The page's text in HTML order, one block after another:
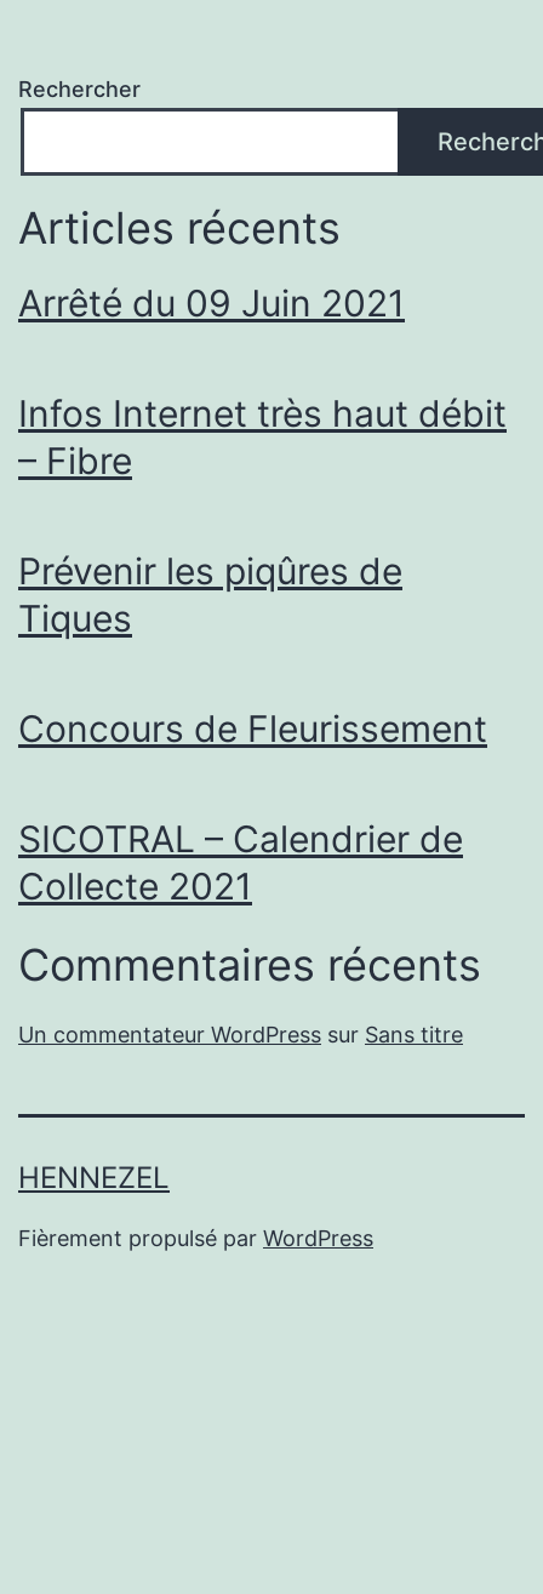
Rechercher
Articles récents
Arrêté du 09 Juin 2021
Infos Internet très haut débit
– Fibre
Prévenir les piqûres de
Tiques
Concours de Fleurissement
SICOTRAL – Calendrier de
Collecte 2021
Commentaires récents
Un commentateur WordPress sur Sans titre
HENNEZEL
Fièrement propulsé par WordPress